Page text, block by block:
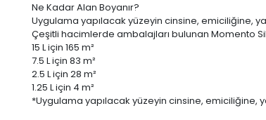
Ne Kadar Alan Boyanır?
Uygulama yapılacak yüzeyin cinsine, emiciliğine,
Çeşitli hacimlerde ambalajları bulunan Momento
15 Liçin 165 m²
7.5 Liçin 83 m²
2.5 Liçin 28 m²
1.25 Liçin 4 m²
*Uygulama yapılacak yüzeyin cinsine, emiciliğine,